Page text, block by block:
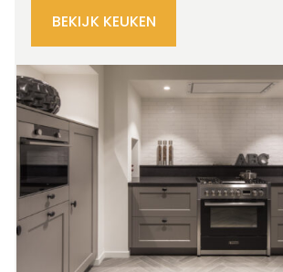
BEKIJK KEUKEN